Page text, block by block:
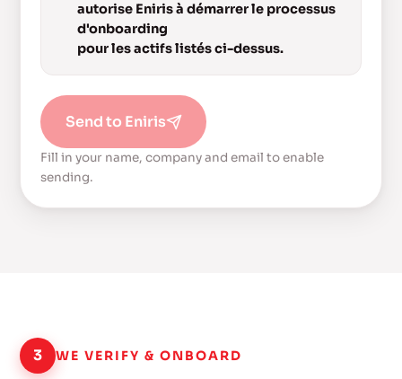
autorise Eniris à démarrer le processus
d'onboarding
pour les actifs listés ci-dessus.
Send to Eniris
Fill in your name, company and email to enable
sending.
3 WE VERIFY & ONBOARD